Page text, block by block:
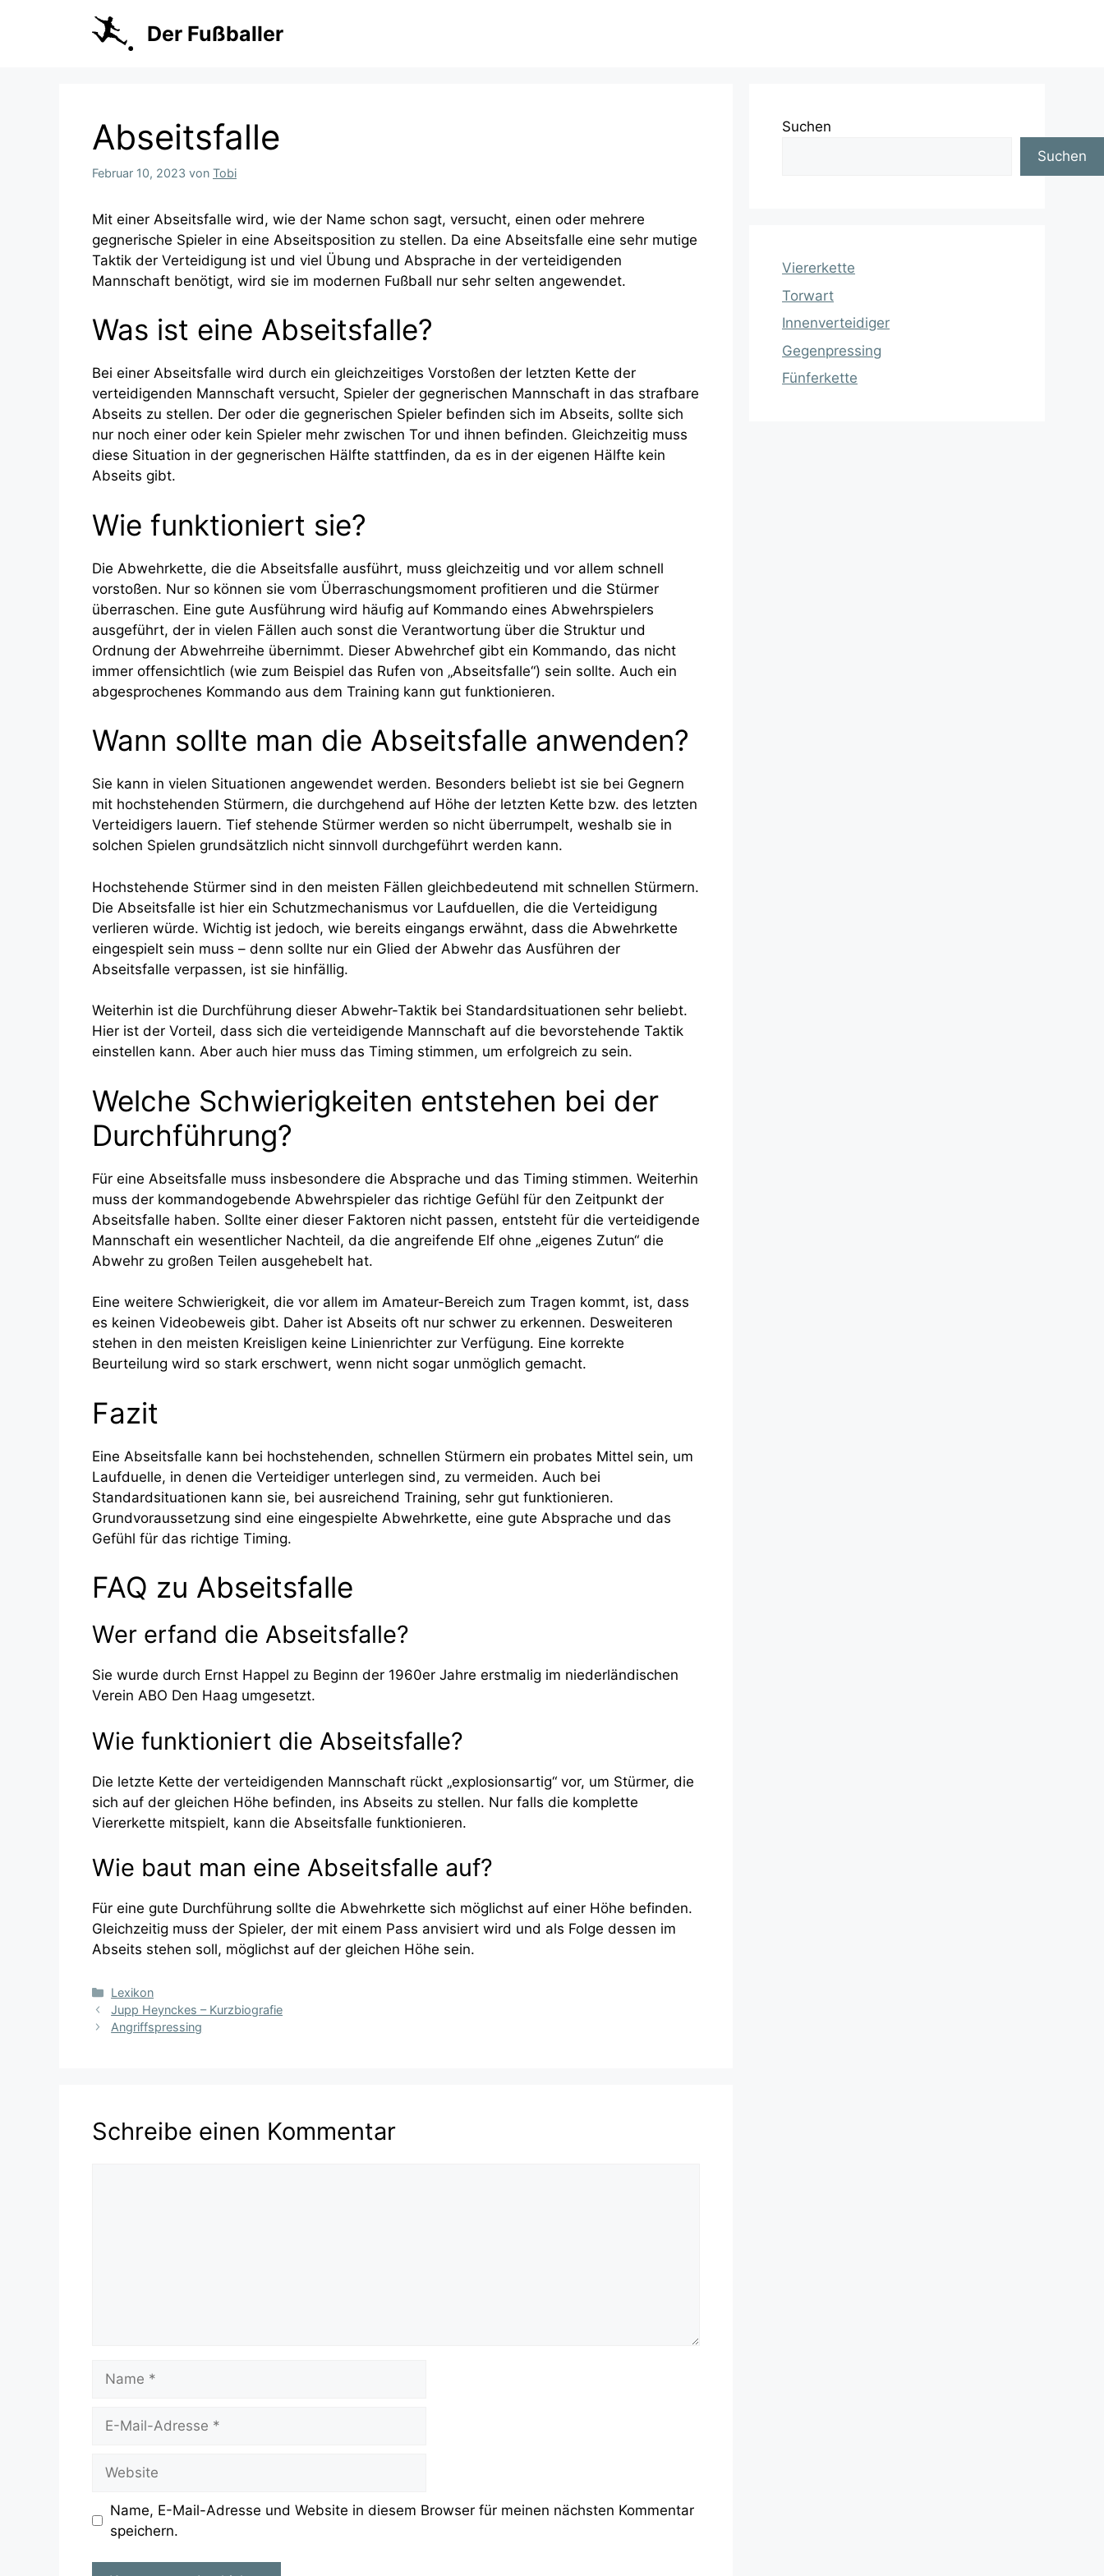
Der Fußballer
Abseitsfalle
Februar 10, 2023 von Tobi
Mit einer Abseitsfalle wird, wie der Name schon sagt, versucht, einen oder mehrere
gegnerische Spieler in eine Abseitsposition zu stellen. Da eine Abseitsfalle eine sehr mutige
Taktik der Verteidigung ist und viel Übung und Absprache in der verteidigenden
Mannschaft benötigt, wird sie im modernen Fußball nur sehr selten angewendet.
Was ist eine Abseitsfalle?
Bei einer Abseitsfalle wird durch ein gleichzeitiges Vorstoßen der letzten Kette der
verteidigenden Mannschaft versucht, Spieler der gegnerischen Mannschaft in das strafbare
Abseits zu stellen. Der oder die gegnerischen Spieler befinden sich im Abseits, sollte sich
nur noch einer oder kein Spieler mehr zwischen Tor und ihnen befinden. Gleichzeitig muss
diese Situation in der gegnerischen Hälfte stattfinden, da es in der eigenen Hälfte kein
Abseits gibt.
Wie funktioniert sie?
Die Abwehrkette, die die Abseitsfalle ausführt, muss gleichzeitig und vor allem schnell
vorstoßen. Nur so können sie vom Überraschungsmoment profitieren und die Stürmer
überraschen. Eine gute Ausführung wird häufig auf Kommando eines Abwehrspielers
ausgeführt, der in vielen Fällen auch sonst die Verantwortung über die Struktur und
Ordnung der Abwehrreihe übernimmt. Dieser Abwehrchef gibt ein Kommando, das nicht
immer offensichtlich (wie zum Beispiel das Rufen von „Abseitsfalle“) sein sollte. Auch ein
abgesprochenes Kommando aus dem Training kann gut funktionieren.
Wann sollte man die Abseitsfalle anwenden?
Sie kann in vielen Situationen angewendet werden. Besonders beliebt ist sie bei Gegnern
mit hochstehenden Stürmern, die durchgehend auf Höhe der letzten Kette bzw. des letzten
Verteidigers lauern. Tief stehende Stürmer werden so nicht überrumpelt, weshalb sie in
solchen Spielen grundsätzlich nicht sinnvoll durchgeführt werden kann.
Hochstehende Stürmer sind in den meisten Fällen gleichbedeutend mit schnellen Stürmern.
Die Abseitsfalle ist hier ein Schutzmechanismus vor Laufduellen, die die Verteidigung
verlieren würde. Wichtig ist jedoch, wie bereits eingangs erwähnt, dass die Abwehrkette
eingespielt sein muss – denn sollte nur ein Glied der Abwehr das Ausführen der
Abseitsfalle verpassen, ist sie hinfällig.
Weiterhin ist die Durchführung dieser Abwehr-Taktik bei Standardsituationen sehr beliebt.
Hier ist der Vorteil, dass sich die verteidigende Mannschaft auf die bevorstehende Taktik
einstellen kann. Aber auch hier muss das Timing stimmen, um erfolgreich zu sein.
Welche Schwierigkeiten entstehen bei der
Durchführung?
Für eine Abseitsfalle muss insbesondere die Absprache und das Timing stimmen. Weiterhin
muss der kommandogebende Abwehrspieler das richtige Gefühl für den Zeitpunkt der
Abseitsfalle haben. Sollte einer dieser Faktoren nicht passen, entsteht für die verteidigende
Mannschaft ein wesentlicher Nachteil, da die angreifende Elf ohne „eigenes Zutun“ die
Abwehr zu großen Teilen ausgehebelt hat.
Eine weitere Schwierigkeit, die vor allem im Amateur-Bereich zum Tragen kommt, ist, dass
es keinen Videobeweis gibt. Daher ist Abseits oft nur schwer zu erkennen. Desweiteren
stehen in den meisten Kreisligen keine Linienrichter zur Verfügung. Eine korrekte
Beurteilung wird so stark erschwert, wenn nicht sogar unmöglich gemacht.
Fazit
Eine Abseitsfalle kann bei hochstehenden, schnellen Stürmern ein probates Mittel sein, um
Laufduelle, in denen die Verteidiger unterlegen sind, zu vermeiden. Auch bei
Standardsituationen kann sie, bei ausreichend Training, sehr gut funktionieren.
Grundvoraussetzung sind eine eingespielte Abwehrkette, eine gute Absprache und das
Gefühl für das richtige Timing.
FAQ zu Abseitsfalle
Wer erfand die Abseitsfalle?
Sie wurde durch Ernst Happel zu Beginn der 1960er Jahre erstmalig im niederländischen
Verein ABO Den Haag umgesetzt.
Wie funktioniert die Abseitsfalle?
Die letzte Kette der verteidigenden Mannschaft rückt „explosionsartig“ vor, um Stürmer, die
sich auf der gleichen Höhe befinden, ins Abseits zu stellen. Nur falls die komplette
Viererkette mitspielt, kann die Abseitsfalle funktionieren.
Wie baut man eine Abseitsfalle auf?
Für eine gute Durchführung sollte die Abwehrkette sich möglichst auf einer Höhe befinden.
Gleichzeitig muss der Spieler, der mit einem Pass anvisiert wird und als Folge dessen im
Abseits stehen soll, möglichst auf der gleichen Höhe sein.
Kategorien
Lexikon
Jupp Heynckes – Kurzbiografie
Angriffspressing
Schreibe einen Kommentar
Mail-
Name, E-Mail-Adresse und Website in diesem Browser für meinen nächsten Kommentar
speichern.
Suchen
Suchen
Viererkette
Torwart
Innenverteidiger
Gegenpressing
Fünferkette